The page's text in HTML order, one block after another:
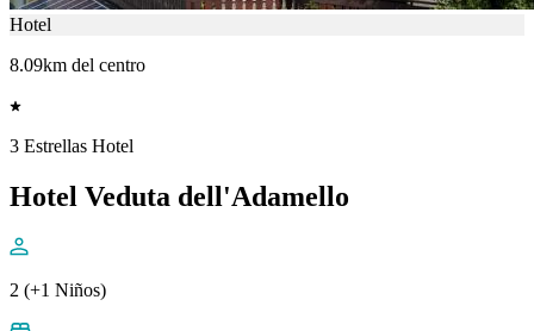
Hotel
8.09km del centro
3 Estrellas Hotel
Hotel Veduta dell'Adamello
2 (+1 Niños)